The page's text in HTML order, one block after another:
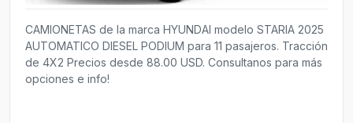
CAMIONETAS de la marca HYUNDAI modelo STARIA 2025
AUTOMATICO DIESEL PODIUM para 11 pasajeros. Tracción
de 4X2 Precios desde 88.00 USD. Consultanos para más
opciones e info!